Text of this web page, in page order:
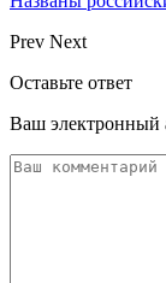
Prev Next
Оставьте ответ
Ваш электронный